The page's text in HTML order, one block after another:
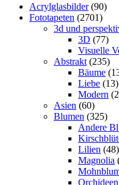
Acrylglasbilder (90)
Fototapeten (2701)
3d und
3D (77)
Visuelle
Abstrakt (235)
Bäume
Liebe (13)
Modern
Asien (60)
Blumen (325)
Andere
Lilien (48)
Magnolia
Orchideen